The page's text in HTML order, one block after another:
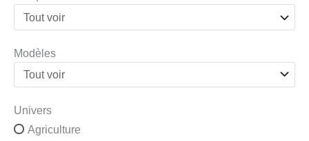
Modèles
Univers
Agriculture